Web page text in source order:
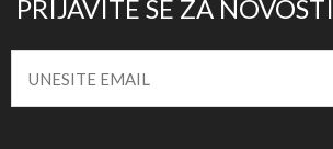
PRIJAVITE SE ZA NOVOSTI